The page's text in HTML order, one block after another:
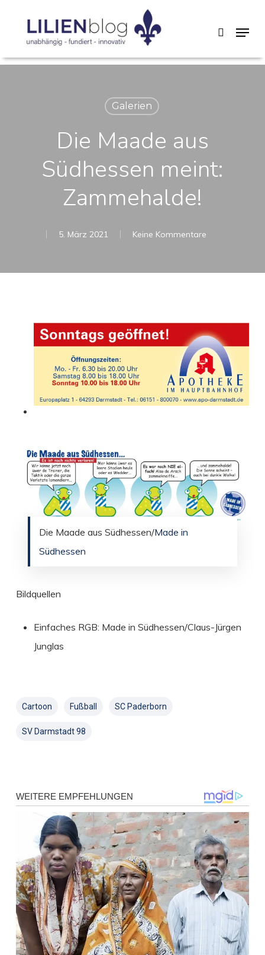
content
search
Menu
Galerien
Die Maade aus
Südhessen meint:
Zammehalde!
5. März 2021 Keine Kommentare
Die Maade aus Südhessen/Made in
Südhessen
Bildquellen
Einfaches RGB: Made in Südhessen/Claus-Jürgen
Junglas
Cartoon Fußball SC Paderborn
SV Darmstadt 98